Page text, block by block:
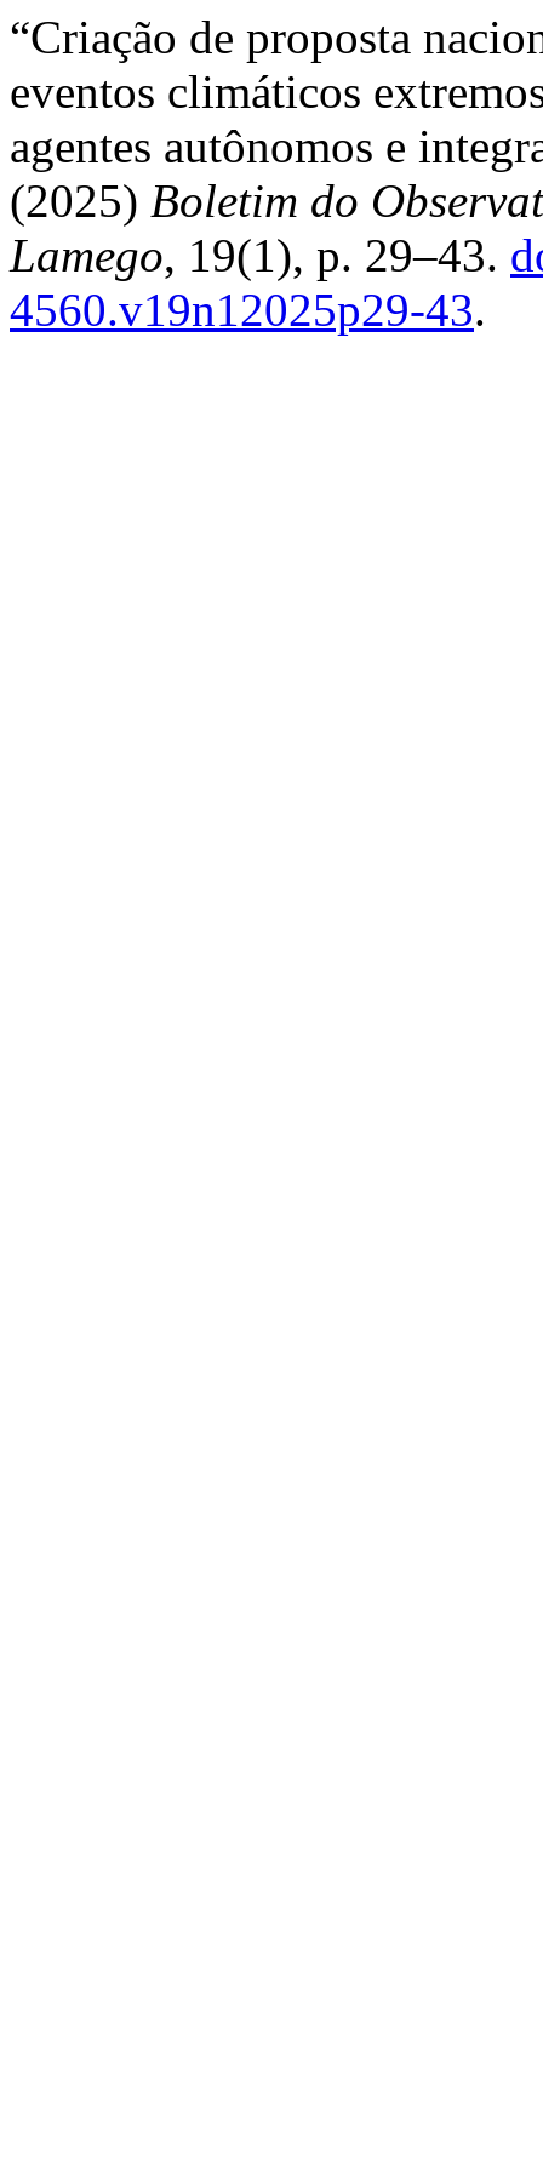
“Criação de proposta
eventos climáticos
agentes autônomos e
(2025) Boletim do
Lamego, 19(1), p. 29–43.
4560.v19n12025p29-43.